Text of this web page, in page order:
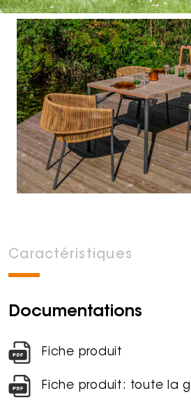
Caractéristiques
Documentations
Fiche produit
Fiche produit: toute la